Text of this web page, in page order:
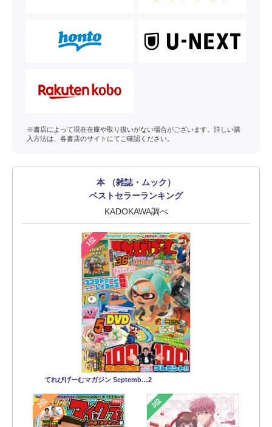
※書店によって現在在庫や取り扱いがない場合がございます。詳しい購
入方法は、各書店のサイトにてご確認ください。
本 （雑誌・ムック）
ベストセラーランキング
KADOKAWA調べ
1位
てれびげーむマガジン Septemb…2
2位 3位